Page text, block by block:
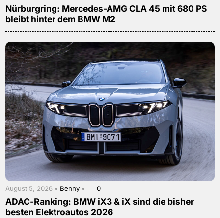
Nürburgring: Mercedes-AMG CLA 45 mit 680 PS
bleibt hinter dem BMW M2
August 5, 2026 • Benny • 0
ADAC-Ranking: BMW iX3 & iX sind die bisher
besten Elektroautos 2026